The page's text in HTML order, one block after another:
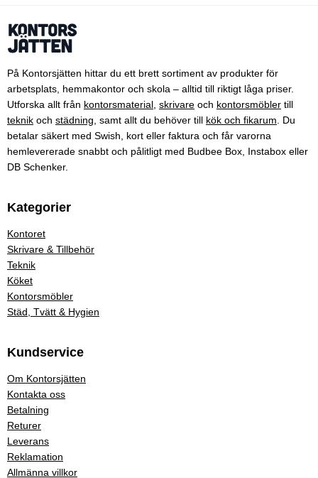
På Kontorsjätten hittar du ett brett sortiment av produkter för
arbetsplats, hemmakontor och skola – alltid till riktigt låga priser.
Utforska allt från kontorsmaterial skrivare och kontorsmöbler till
teknik och städning , samt allt du behöver till kök och fikarum . Du
betalar säkert med Swish, kort eller faktura och får varorna
hemlevererade snabbt och pålitligt med Budbee Box, Instabox eller
DB Schenker.
Kategorier
Kontoret
Skrivare & Tillbehör
Teknik
Köket
Kontorsmöbler
Städ, Tvätt & Hygien
Kundservice
Om Kontorsjätten
Kontakta oss
Betalning
Returer
Leverans
Reklamation
Allmänna villkor